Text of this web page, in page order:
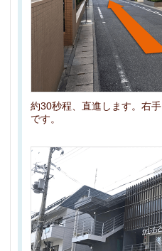
約30秒程、直進します。右
です。